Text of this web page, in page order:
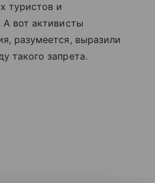
туристов и
А вот активисты
разумеется, выразили
такого запрета.